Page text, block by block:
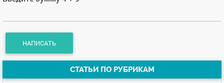
СТАТЬИ ПО РУБРИКАМ